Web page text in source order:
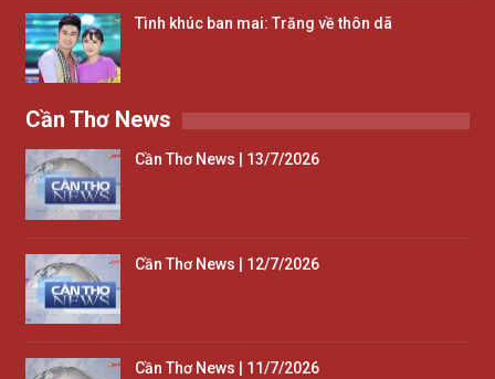
Tình khúc ban mai: Trăng về thôn dã
Cần Thơ News
Cần Thơ News | 13/7/2026
Cần Thơ News | 12/7/2026
Cần Thơ News | 11/7/2026